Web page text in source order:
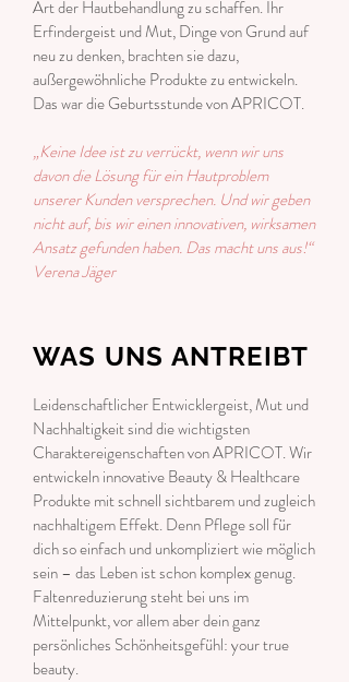
Art der Hautbehandlung zu schaffen. Ihr
Erfindergeist und Mut, Dinge von Grund auf
neu zu denken, brachten sie dazu,
außergewöhnliche Produkte zu entwickeln.
Das war die Geburtsstunde von APRICOT.
„Keine Idee ist zu verrückt, wenn wir uns
davon die Lösung für ein Hautproblem
unserer Kunden versprechen. Und wir geben
nicht auf, bis wir einen innovativen, wirksamen
Ansatz gefunden haben. Das macht uns aus!“
Verena Jäger
WAS UNS ANTREIBT
Leidenschaftlicher Entwicklergeist, Mut und
Nachhaltigkeit sind die wichtigsten
Charaktereigenschaften von APRICOT. Wir
entwickeln innovative Beauty & Healthcare
Produkte mit schnell sichtbarem und zugleich
nachhaltigem Effekt. Denn Pflege soll für
dich so einfach und unkompliziert wie möglich
sein – das Leben ist schon komplex genug.
Faltenreduzierung steht bei uns im
Mittelpunkt, vor allem aber dein ganz
persönliches Schönheitsgefühl: your true
beauty.